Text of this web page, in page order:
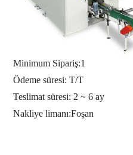
Minimum Sipariş:1
Ödeme süresi: T/T
Teslimat süresi: 2 ~ 6 ay
Nakliye limanı:Foşan